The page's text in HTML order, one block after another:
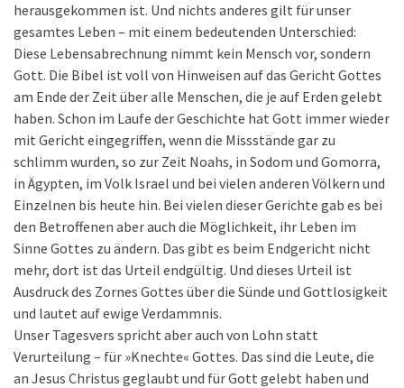
herausgekommen ist. Und nichts anderes gilt für unser
gesamtes Leben – mit einem bedeutenden Unterschied:
Diese Lebensabrechnung nimmt kein Mensch vor, sondern
Gott. Die Bibel ist voll von Hinweisen auf das Gericht Gottes
am Ende der Zeit über alle Menschen, die je auf Erden gelebt
haben. Schon im Laufe der Geschichte hat Gott immer wieder
mit Gericht eingegriffen, wenn die Missstände gar zu
schlimm wurden, so zur Zeit Noahs, in Sodom und Gomorra,
in Ägypten, im Volk Israel und bei vielen anderen Völkern und
Einzelnen bis heute hin. Bei vielen dieser Gerichte gab es bei
den Betroffenen aber auch die Möglichkeit, ihr Leben im
Sinne Gottes zu ändern. Das gibt es beim Endgericht nicht
mehr, dort ist das Urteil endgültig. Und dieses Urteil ist
Ausdruck des Zornes Gottes über die Sünde und Gottlosigkeit
und lautet auf ewige Verdammnis.
Unser Tagesvers spricht aber auch von Lohn statt
Verurteilung – für »Knechte« Gottes. Das sind die Leute, die
an Jesus Christus geglaubt und für Gott gelebt haben und